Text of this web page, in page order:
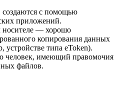
с помощью
приложений.
носителе — хорошо
копирования данных
устройстве типа eToken).
человек, имеющий правомочия
файлов.